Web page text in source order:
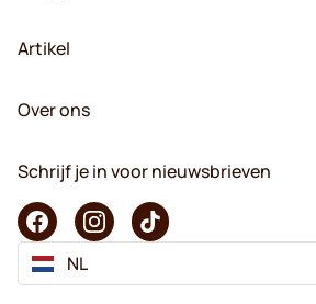
Artikel
Over ons
Schrijf je in voor nieuwsbrieven
NL